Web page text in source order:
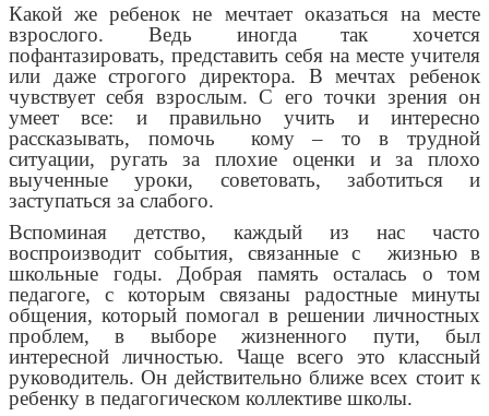
Какой же ребенок не мечтает оказаться на месте
взрослого. Ведь иногда так хочется
пофантазировать, представить себя на месте учителя
или даже строгого директора. В мечтах ребенок
чувствует себя взрослым. С его точки зрения он
умеет все: и правильно учить и интересно
рассказывать, помочь кому – то в трудной
ситуации, ругать за плохие оценки и за плохо
выученные уроки, советовать, заботиться и
заступаться за слабого.
Вспоминая детство, каждый из нас часто
воспроизводит события, связанные с жизнью в
школьные годы. Добрая память осталась о том
педагоге, с которым связаны радостные минуты
общения, который помогал в решении личностных
проблем, в выборе жизненного пути, был
интересной личностью. Чаще всего это классный
руководитель. Он действительно ближе всех стоит к
ребенку в педагогическом коллективе школы.